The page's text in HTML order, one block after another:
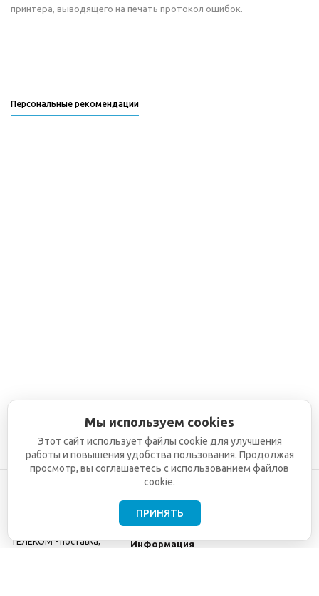
принтера, выводящего на печать протокол ошибок.
Персональные рекомендации
ТЕЛЕКОМ - поставка,
Информация
Мы используем cookies
Этот сайт использует файлы cookie для улучшения
работы и повышения удобства пользования. Продолжая
просмотр, вы соглашаетесь с использованием файлов
cookie.
ПРИНЯТЬ